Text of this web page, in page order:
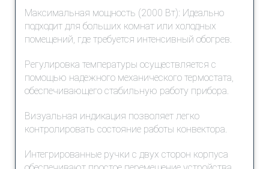
Максимальная мощность (2000 Вт): Идеально
подходит для больших комнат или холодных
помещений, где требуется интенсивный обогрев.
Регулировка температуры осуществляется с
помощью надежного механического термостата,
обеспечивающего стабильную работу прибора.
Визуальная индикация позволяет легко
контролировать состояние работы конвектора.
Интегрированные ручки с двух сторон корпуса